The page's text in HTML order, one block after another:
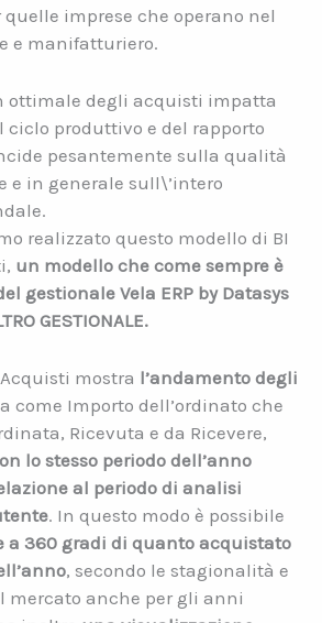
imprese che operano nel
e manifatturiero.
ottimale degli acquisti impatta
ciclo produttivo e del rapporto
pesantemente sulla qualità
e in generale sull\’intero
realizzato questo modello di BI
un modello che come sempre è
gestionale Vela ERP by Datasys
GESTIONALE.
mostra l’andamento degli
come Importo dell’ordinato che
Ricevuta e da Ricevere,
lo stesso periodo dell’anno
al periodo di analisi
. In questo modo è possibile
a 360 gradi di quanto acquistato
, secondo le stagionalità e
mercato anche per gli anni